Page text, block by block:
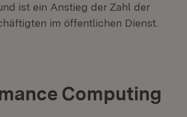
ist ein Anstieg der Zahl der
im öffentlichen Dienst.
Computing